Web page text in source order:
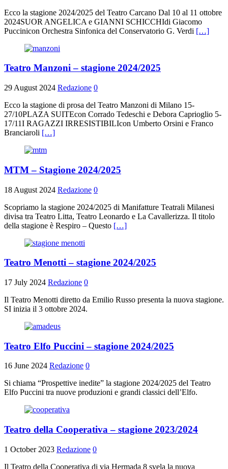
Ecco la stagione 2024/2025 del Teatro Carcano Dal 10 al 11 ottobre
2024SUOR ANGELICA e GIANNI SCHICCHIdi Giacomo
Puccinicon Orchestra Sinfonica del Conservatorio G. Verdi […]
Teatro Manzoni – stagione 2024/2025
29 August 2024 Redazione 0
Ecco la stagione di prosa del Teatro Manzoni di Milano 15-
27/10PLAZA SUITEcon Corrado Tedeschi e Debora Caprioglio 5-
17/11I RAGAZZI IRRESISTIBILIcon Umberto Orsini e Franco
Branciaroli […]
MTM – Stagione 2024/2025
18 August 2024 Redazione 0
Scopriamo la stagione 2024/2025 di Manifatture Teatrali Milanesi
divisa tra Teatro Litta, Teatro Leonardo e La Cavallerizza. Il titolo
della stagione è Respiro – Questo […]
Teatro Menotti – stagione 2024/2025
17 July 2024 Redazione 0
Il Teatro Menotti diretto da Emilio Russo presenta la nuova stagione.
SI inizia il 3 ottobre 2024.
Teatro Elfo Puccini – stagione 2024/2025
16 June 2024 Redazione 0
Si chiama “Prospettive inedite” la stagione 2024/2025 del Teatro
Elfo Puccini tra nuove produzioni e grandi classici dell’Elfo.
Teatro della Cooperativa – stagione 2023/2024
1 October 2023 Redazione 0
Il Teatro della Cooperativa di via Hermada 8 svela la nuova